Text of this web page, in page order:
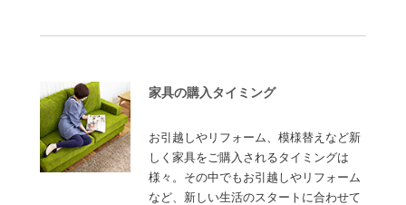
家具の購入タイミング
お引越しやリフォーム、模様替えなど新
しく家具をご購入されるタイミングは
様々。その中でもお引越しやリフォーム
など、新しい生活のスタートに合わせて